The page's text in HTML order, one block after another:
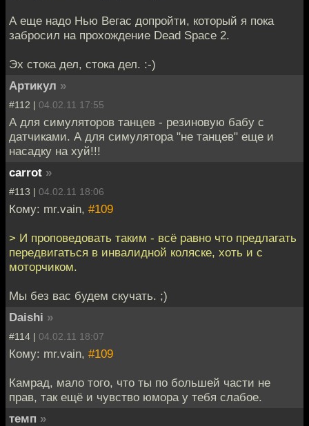
А еще надо Нью Вегас допройти, который я пока
забросил на прохождение Dead Space 2.
Эх стока дел, стока дел. :-)
Артикул »
#112 | 04.02.11 17:55
А для симуляторов танцев - резиновую бабу с
датчиками. А для симулятора "не танцев" еще и
насадку на хуй!!!
carrot »
#113 | 04.02.11 18:06
Кому: mr.vain, #109
> И проповедовать таким - всё равно что предлагать
передвигаться в инвалидной коляске, хоть и с
моторчиком.
Мы без вас будем скучать. ;)
Daishi »
#114 | 04.02.11 18:07
Кому: mr.vain, #109
Камрад, мало того, что ты по большей части не
прав, так ещё и чувство юмора у тебя слабое.
темп »